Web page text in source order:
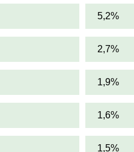
5,2%
2,7%
1,9%
1,6%
1,5%